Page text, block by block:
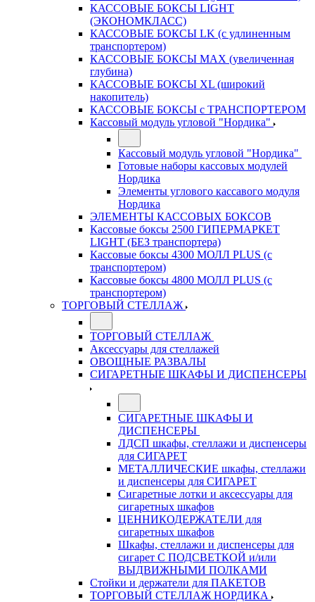
КАССОВЫЕ БОКСЫ LIGHT
(ЭКОНОМКЛАСС)
КАССОВЫЕ БОКСЫ LK (с удлиненным
транспортером)
КАССОВЫЕ БОКСЫ MAX (увеличенная
глубина)
КАССОВЫЕ БОКСЫ XL (широкий
накопитель)
КАССОВЫЕ БОКСЫ с ТРАНСПОРТЕРОМ
Кассовый модуль угловой "Нордика"
Кассовый модуль угловой "Нордика"
Готовые наборы кассовых модулей
Нордика
Элементы углового кассавого модуля
Нордика
ЭЛЕМЕНТЫ КАССОВЫХ БОКСОВ
Кассовые боксы 2500 ГИПЕРМАРКЕТ
LIGHT (БЕЗ транспортера)
Кассовые боксы 4300 МОЛЛ PLUS (с
транспортером)
Кассовые боксы 4800 МОЛЛ PLUS (с
транспортером)
ТОРГОВЫЙ СТЕЛЛАЖ
ТОРГОВЫЙ СТЕЛЛАЖ
Аксессуары для стеллажей
ОВОЩНЫЕ РАЗВАЛЫ
СИГАРЕТНЫЕ ШКАФЫ И ДИСПЕНСЕРЫ
СИГАРЕТНЫЕ ШКАФЫ И
ДИСПЕНСЕРЫ
ЛДСП шкафы, стеллажи и диспенсеры
для СИГАРЕТ
МЕТАЛЛИЧЕСКИЕ шкафы, стеллажи
и диспенсеры для СИГАРЕТ
Сигаретные лотки и аксессуары для
сигаретных шкафов
ЦЕННИКОДЕРЖАТЕЛИ для
сигаретных шкафов
Шкафы, стеллажи и диспенсеры для
сигарет С ПОДСВЕТКОЙ и/или
ВЫДВИЖНЫМИ ПОЛКАМИ
Стойки и держатели для ПАКЕТОВ
ТОРГОВЫЙ СТЕЛЛАЖ НОРДИКА